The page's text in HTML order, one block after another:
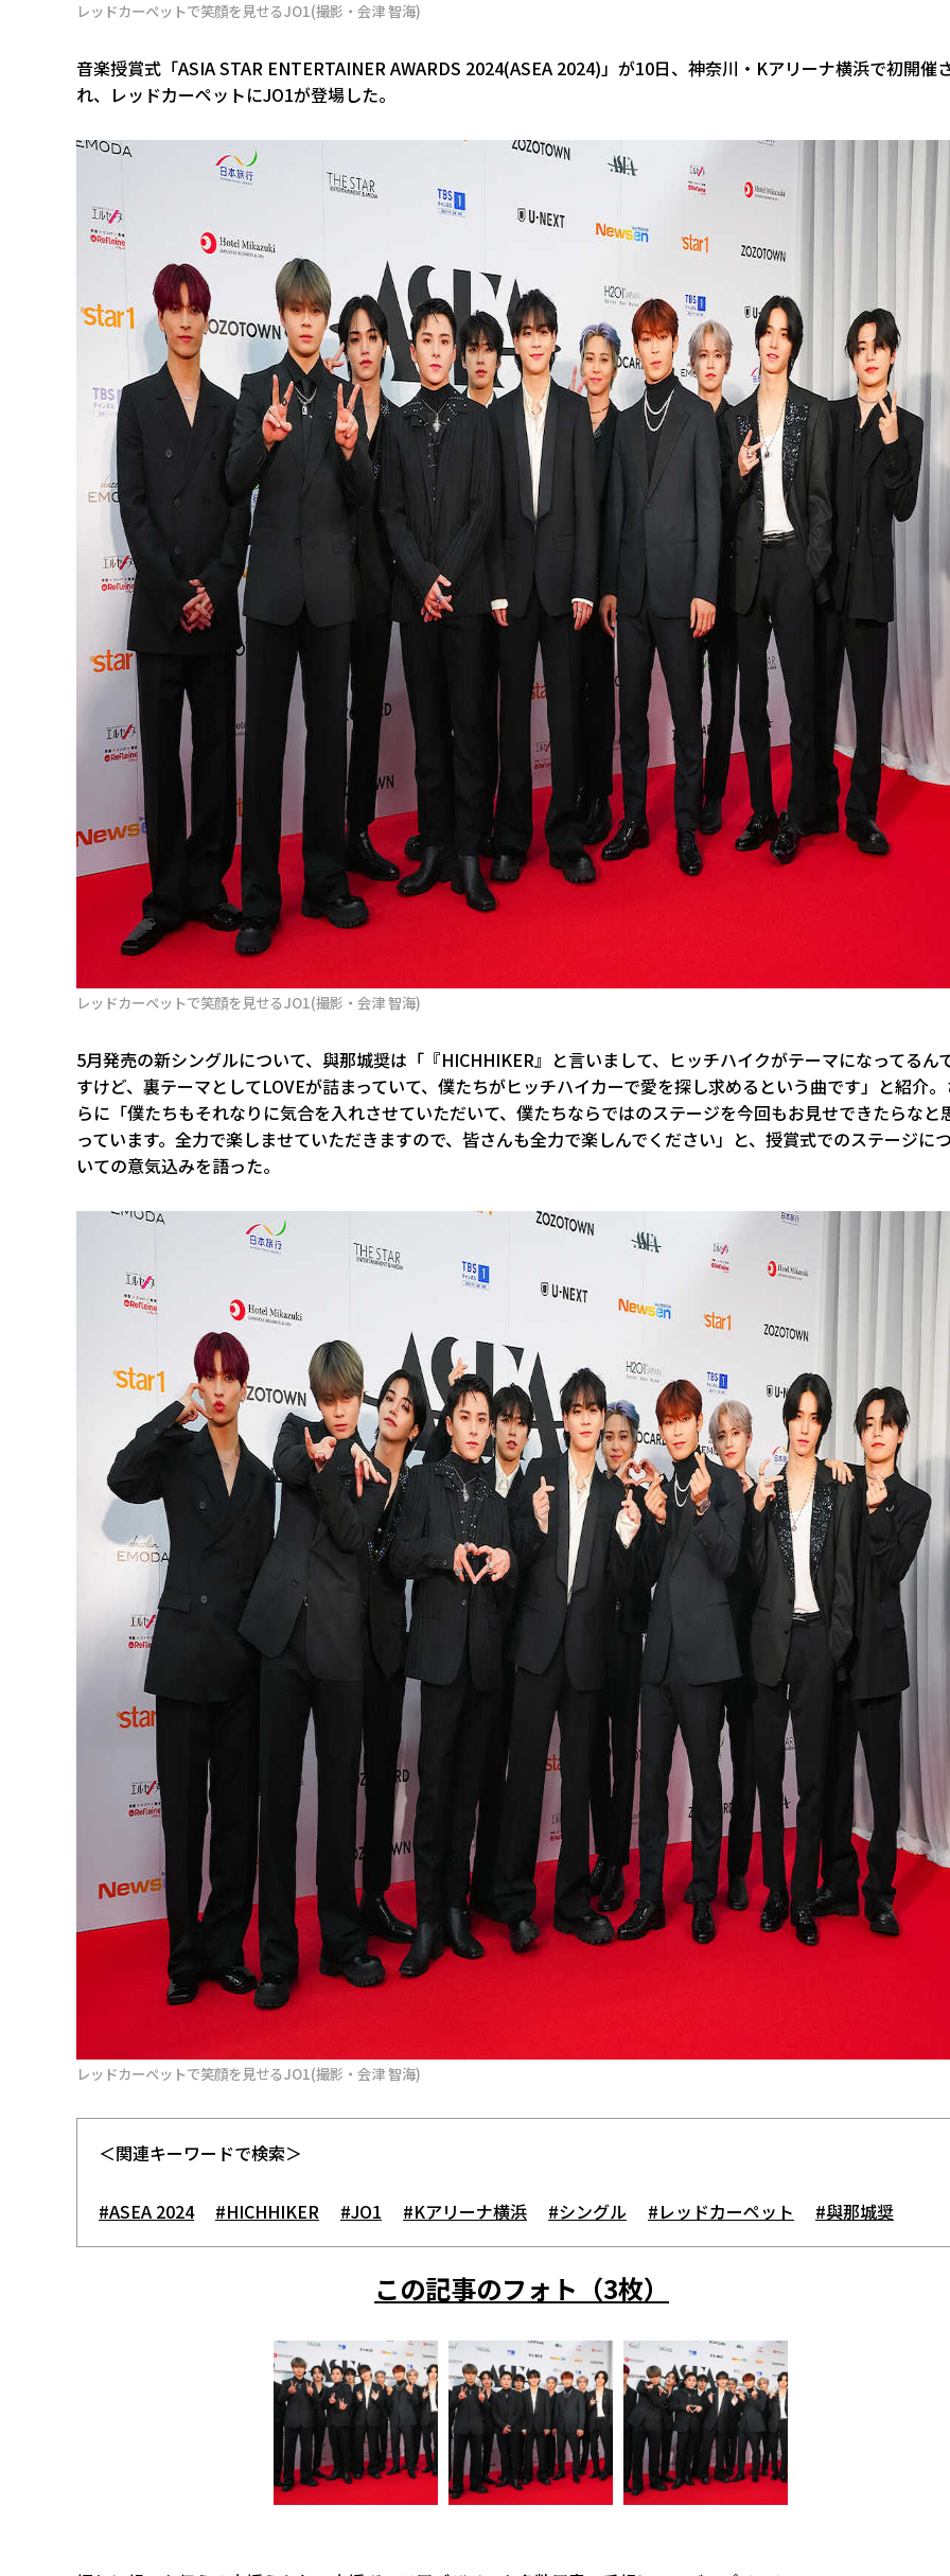
レッドカーペットで笑顔を見せるJO1(撮影・会津 智海)
音楽授賞式「ASIA STAR ENTERTAINER AWARDS 2024(ASEA 2024)」が10日、神奈川・Kアリーナ横浜で初開催
れ、レッドカーペットにJO1が登場した。
レッドカーペットで笑顔を見せるJO1(撮影・会津 智海)
5月発売の新シングルについて、與那城奨は「『HICHHIKER』と言いまして、ヒッチハイクがテーマになってるん
すけど、裏テーマとしてLOVEが詰まっていて、僕たちがヒッチハイカーで愛を探し求めるという曲です」と紹介。
らに「僕たちもそれなりに気合を入れさせていただいて、僕たちならではのステージを今回もお見せできたらなと
っています。全力で楽しませていただきますので、皆さんも全力で楽しんでください」と、授賞式でのステージにつ
いての意気込みを語った。
レッドカーペットで笑顔を見せるJO1(撮影・会津 智海)
＜関連キーワードで検索＞
#ASEA 2024 #HICHHIKER #JO1 #Kアリーナ横浜 #シングル #レッドカーペット #與那城奨
この記事のフォト（3枚）